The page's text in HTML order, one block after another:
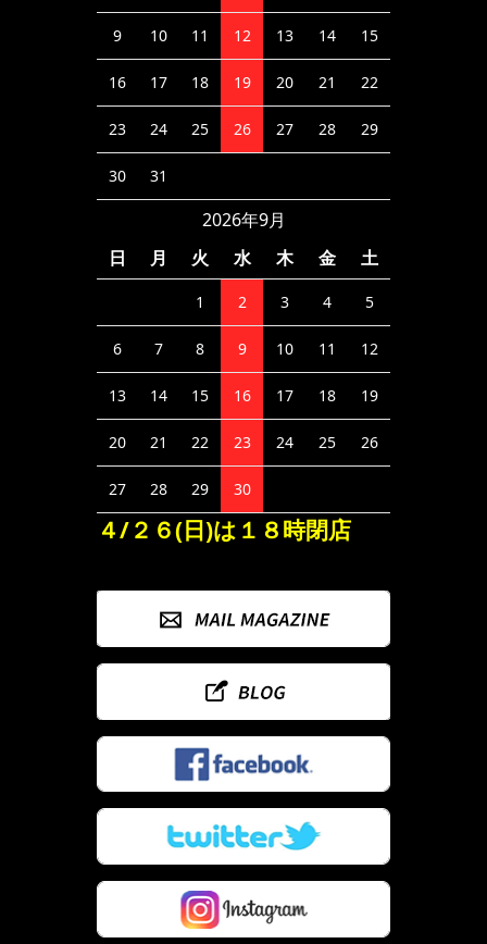
9 10 11 12 13 14 15
16 17 18 19 20 21 22
23 24 25 26 27 28 29
30 31
2026年9月
日
月 火 水 木 金 土
1 2 3 4 5
6 7 8 9 10 11 12
13 14 15 16 17 18 19
20 21 22 23 24 25 26
27 28 29 30
４/２６(日)は１８時閉店